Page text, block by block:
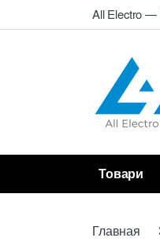
to
to
All Electro —
Товари
Главная